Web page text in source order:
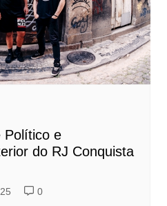
Político e
do RJ Conquista
0